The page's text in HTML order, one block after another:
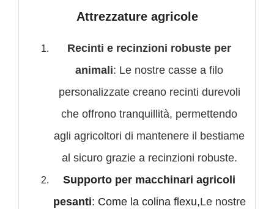
Attrezzature agricole
Recinti e recinzioni robuste per
animali: Le nostre casse a filo
personalizzate creano recinti durevoli
che offrono tranquillità, permettendo
agli agricoltori di mantenere il bestiame
al sicuro grazie a recinzioni robuste.
Supporto per macchinari agricoli
pesanti: Come la colina flexu,Le nostre